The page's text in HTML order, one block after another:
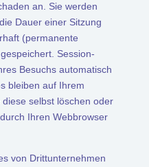
an. Sie werden
Dauer einer Sitzung
(permanente
Session-
Besuchs automatisch
bleiben auf Ihrem
selbst löschen oder
Ihren Webbrowser
von Drittunternehmen